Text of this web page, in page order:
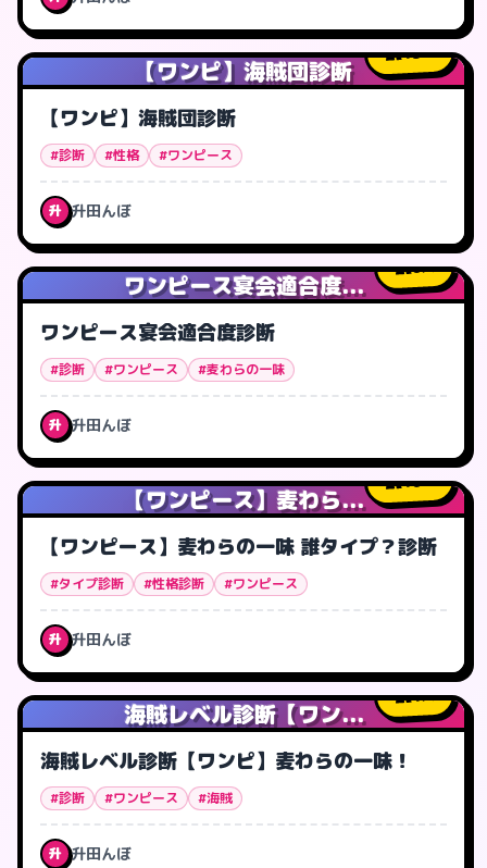
【ワンピ】海賊団診断
13人
【ワンピ】海賊団診断
#診断 #性格 #ワンピース
升 升田んぼ
ワンピース宴会適合度...
0人
ワンピース宴会適合度診断
#診断 #ワンピース #麦わらの一味
升 升田んぼ
【ワンピース】麦わら...
16人
【ワンピース】麦わらの一味 誰タイプ？診断
#タイプ診断 #性格診断 #ワンピース
升 升田んぼ
海賊レベル診断【ワン...
1人
海賊レベル診断【ワンピ】麦わらの一味！
#診断 #ワンピース #海賊
升 升田んぼ